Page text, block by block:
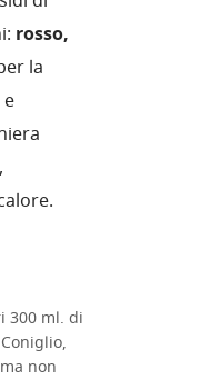
rosso,
la
300 ml. di
non